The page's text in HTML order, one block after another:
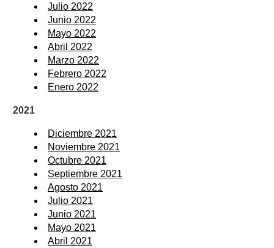
Julio 2022
Junio 2022
Mayo 2022
Abril 2022
Marzo 2022
Febrero 2022
Enero 2022
2021
Diciembre 2021
Noviembre 2021
Octubre 2021
Septiembre 2021
Agosto 2021
Julio 2021
Junio 2021
Mayo 2021
Abril 2021